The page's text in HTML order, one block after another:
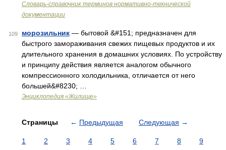
Словарь-справочник терминов нормативно-технической
документации
109 морозильник — бытовой &#151; предназначен для
быстрого замораживания свежих пищевых продуктов и их
длительного хранения в домашних условиях. По устройству
и принципу действия является аналогом обычного
компрессионного холодильника, отличается от него
большей&#8230; …
Энциклопедия «Жилище»
Страницы ← Предыдущая Следующая →
1 2 3 4 5 6 7 8
9